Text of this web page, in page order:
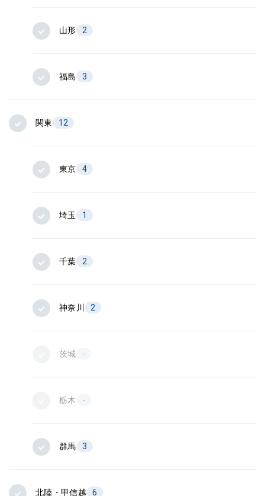
山形 2
福島 3
関東 12
東京 4
埼玉 1
千葉 2
神奈川 2
茨城 -
栃木 -
群馬 3
北陸・甲信越 6